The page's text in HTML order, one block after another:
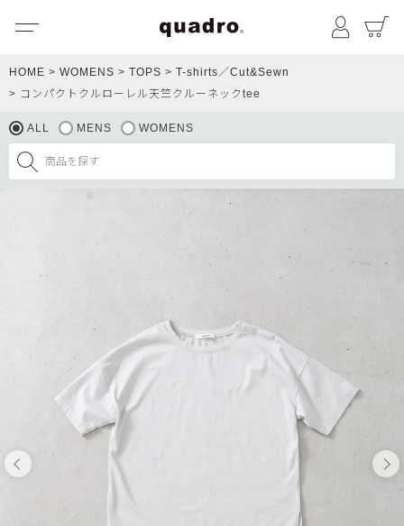
マイペ
HOME WOMENS TOPS
T-shirts／Cut&Sewn
コンパクトクルローレル天竺クルーネックtee
ALL MENS WOMENS